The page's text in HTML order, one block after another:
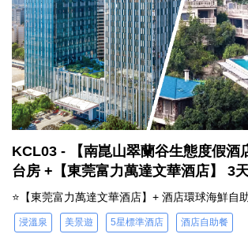
KCL03 - 【南崑山翠蘭谷生態度假酒
台房 +【東莞富力萬達文華酒店】 3
⭐【東莞富力萬達文華酒店】+ 酒店環球海鮮自
浸溫泉 美景遊 5星標準酒店 酒店自助餐